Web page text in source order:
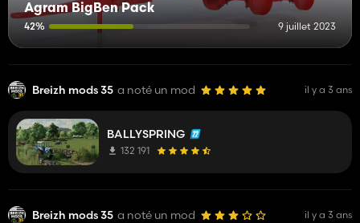
Agram BigBen Pack
42% 9 juillet 2023
Breizh mods 35 a noté un mod il y a 3 ans
BALLYSPRING
132 191
Breizh mods 35 a noté un mod il y a 3 ans